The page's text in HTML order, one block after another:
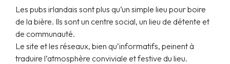
Les pubs irlandais sont plus qu’un simple lieu pour boire
de la bière. Ils sont un centre social, un lieu de détente et
de communauté.
Le site et les réseaux, bien qu’informatifs, peinent à
traduire l’atmosphère conviviale et festive du lieu.